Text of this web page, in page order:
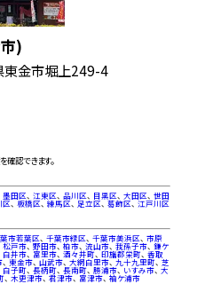
)
金市堀上249-4
認できます。
墨田区、江東区、品川区、 目黒区、大田区、世田
区、板橋区、練馬区、足立区、葛飾区、江戸川区
市若葉区、千葉市緑区、千葉市美浜区、市原
松戸市、野田市、柏市、流山市、我孫子市、鎌ケ
白井市、富里市、酒々井町、印旛郡栄町、香取
、東金市、山武市、大網白里市、九十九里町、芝
白子町、長柄町、長南町、勝浦市、いすみ市、大
、木更津市、君津市、富津市、袖ケ浦市